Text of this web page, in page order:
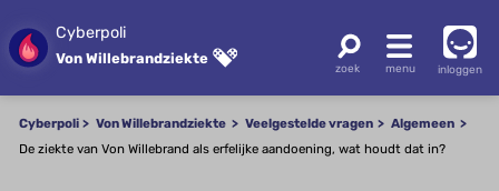
Cyberpoli
Von Willebrandziekte
inloggen
Cyberpoli Von Willebrandziekte Veelgestelde vragen
Algemeen
De ziekte van Von Willebrand als erfelijke aandoening, wat houdt dat in?